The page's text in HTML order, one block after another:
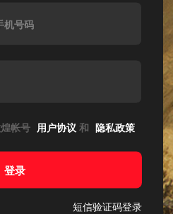
机号码
帐号 用户协议 和 隐私政策
登录
短信验证码登录